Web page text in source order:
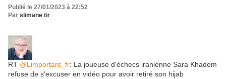
Publié le 27/01/2023 à 22:52
Par slimane tir
RT @Limportant_fr: La joueuse d'échecs iranienne Sara Khadem
refuse de s'excuser en vidéo pour avoir retiré son hijab